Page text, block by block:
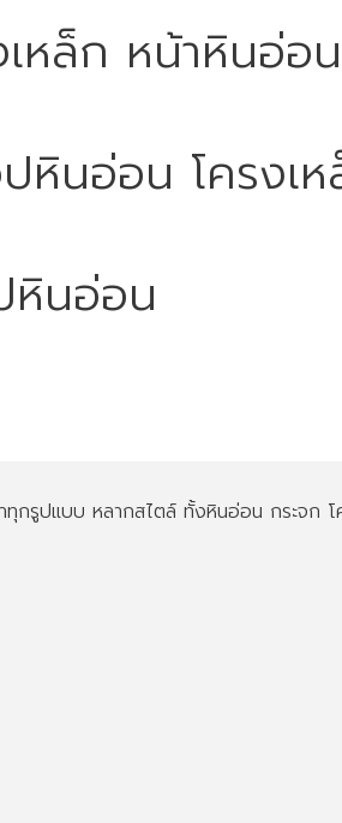
เหล็ก หน้าหินอ่อน
หินอ่อน โครงเ
หินอ่อน
ทุกรูปแบบ หลากสไตล์ ทั้งหินอ่อน กระจ